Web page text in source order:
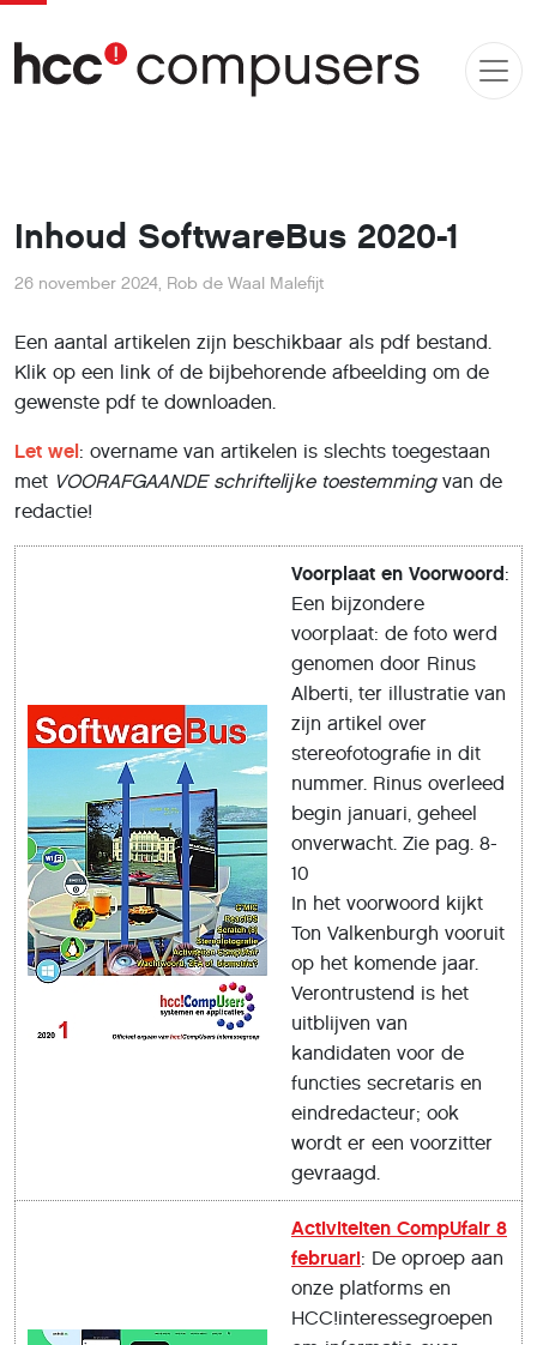
Inhoud SoftwareBus 2020-1
26 november 2024, Rob de Waal Malefijt
Een aantal artikelen zijn beschikbaar als pdf bestand.
Klik op een link of de bijbehorende afbeelding om de
gewenste pdf te downloaden.
Let wel: overname van artikelen is slechts toegestaan
met VOORAFGAANDE schriftelĳke toestemmingvan de
redactie!
Voorplaat en Voorwoord:
Een bijzondere
voorplaat: de foto werd
genomen door Rinus
Alberti, ter illustratie van
zijn artikel over
stereofotografie in dit
nummer. Rinus overleed
begin januari, geheel
onverwacht. Zie pag. 8-
10
In het voorwoord kijkt
Ton Valkenburgh vooruit
op het komende jaar.
Verontrustend is het
uitblijven van
kandidaten voor de
functies secretaris en
eindredacteur; ook
wordt er een voorzitter
gevraagd.
Activiteiten CompUfair 8
februari: De oproep aan
onze platforms en
HCC!interessegroepen